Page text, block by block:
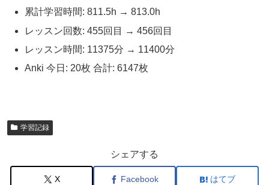
累計学習時間: 811.5h → 813.0h
レッスン回数: 455回目 → 456回目
レッスン時間: 11375分 → 11400分
Anki 今日: 20枚 合計: 6147枚
学習記録
シェアする
X Facebook はてブ